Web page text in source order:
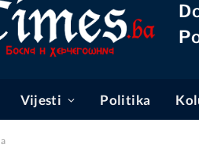
Vijesti Politika